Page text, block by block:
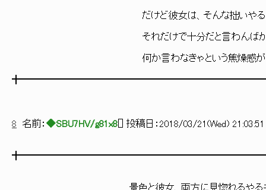
だけど彼女は、そんな拙いやる夫の言葉
それだけで十分だと言わんばかりの
何か言わなきゃという焦燥感が消え
8 名前： ◆SBU7HV/g81x8 ] 投稿日： 2018/03/21(Wed)